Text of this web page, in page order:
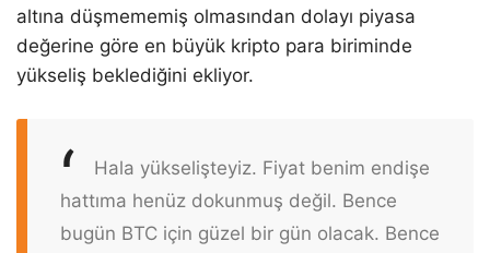
altına düşmememiş olmasından dolayı piyasa
değerine göre en büyük kripto para biriminde
yükseliş beklediğini ekliyor.
Hala yükselişteyiz. Fiyat benim endişe
hattıma henüz dokunmuş değil. Bence
bugün BTC için güzel bir gün olacak. Bence